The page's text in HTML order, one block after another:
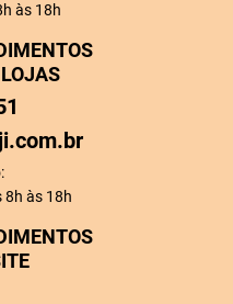
às 18h
8h às 18h